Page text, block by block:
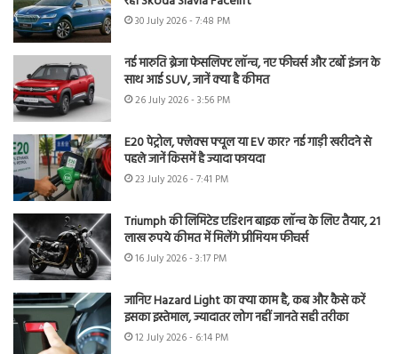
30 July 2026 - 7:48 PM
नई मारुति ब्रेजा फेसलिफ्ट लॉन्च, नए फीचर्स और टर्बो इंजन के
साथ आई SUV, जानें क्या है कीमत
26 July 2026 - 3:56 PM
E20 पेट्रोल, फ्लेक्स फ्यूल या EV कार? नई गाड़ी खरीदने से
पहले जानें किसमें है ज्यादा फायदा
23 July 2026 - 7:41 PM
Triumph की लिमिटेड एडिशन बाइक लॉन्च के लिए तैयार, 21
लाख रुपये कीमत में मिलेंगे प्रीमियम फीचर्स
16 July 2026 - 3:17 PM
जानिए Hazard Light का क्या काम है, कब और कैसे करें
इसका इस्तेमाल, ज्यादातर लोग नहीं जानते सही तरीका
12 July 2026 - 6:14 PM